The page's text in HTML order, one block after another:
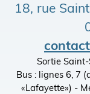
18, rue
Sortie Saint-
Bus : lignes 6, 7
«Lafayette») -